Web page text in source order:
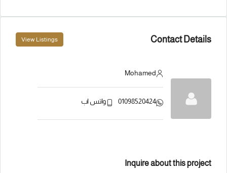
Contact Details
View Listings
Mohamed
01098520424 واتس اب
Inquire about this project